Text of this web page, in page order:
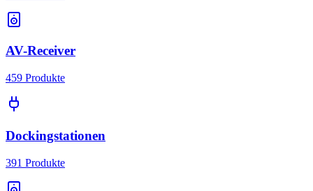
AV-Receiver
459 Produkte
Dockingstationen
391 Produkte